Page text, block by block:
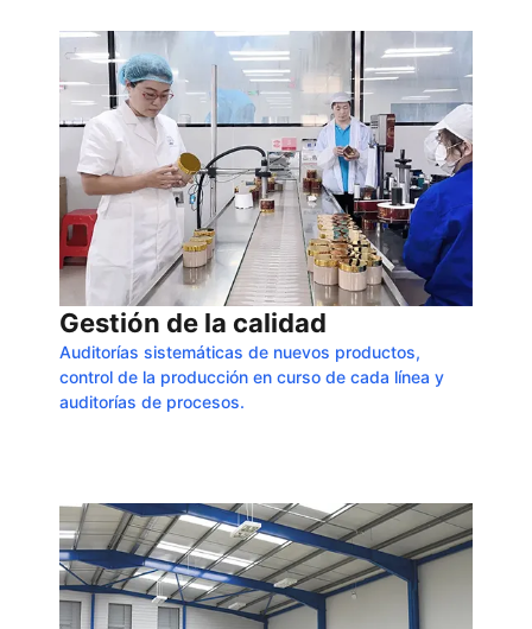
Gestión de la calidad
Auditorías sistemáticas de nuevos productos,
control de la producción en curso de cada línea y
auditorías de procesos.